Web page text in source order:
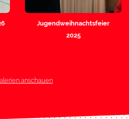
Jugendweihnachtsfeier
2025
anschauen